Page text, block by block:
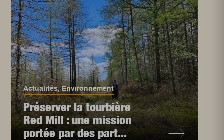
Actualités,Environnement
Préserver la tourbière
Red Mill : une mission
portée par des part...